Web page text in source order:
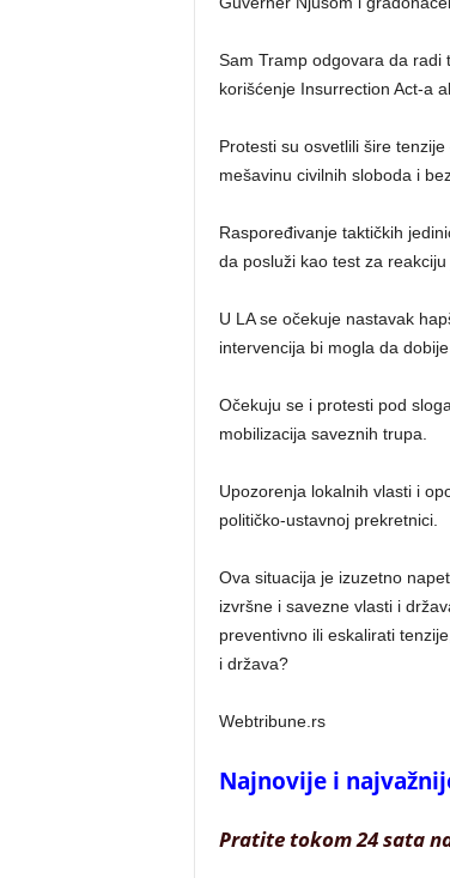
Sam Tramp odgovara da radi
korišćenje Insurrection Act-a
Protesti su osvetlili šire
mešavinu civilnih sloboda i
Raspoređivanje taktičkih
da posluži kao test za
U LA se očekuje nastavak
intervencija bi mogla da
Očekuju se i protesti pod
mobilizacija saveznih trupa.
Upozorenja lokalnih vlasti i
političko-ustavnoj prekretnici.
Ova situacija je izuzetno
izvršne i savezne vlasti i
preventivno ili eskalirati
i država?
Webtribune.rs
Najnovije i
Pratite tokom 24 sata